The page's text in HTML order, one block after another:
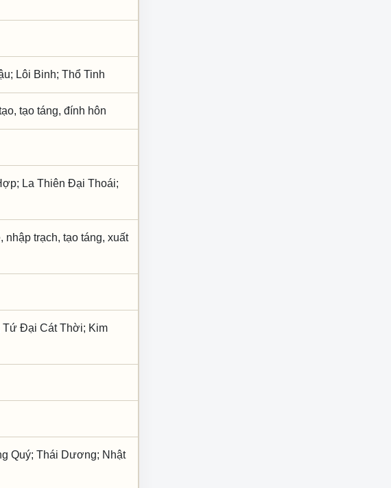
Lôi Binh; Thổ Tinh
tạo táng, đính hôn
La Thiên Đại Thoái;
nhập trạch, tạo táng, xuất
Tứ Đại Cát Thời; Kim
Quý; Thái Dương; Nhật